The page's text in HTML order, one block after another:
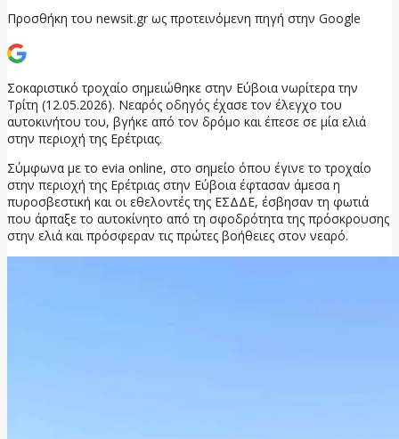
Προσθήκη του newsit.gr ως προτεινόμενη πηγή στην Google
Σοκαριστικό τροχαίο σημειώθηκε στην Εύβοια νωρίτερα την
Τρίτη (12.05.2026). Νεαρός οδηγός έχασε τον έλεγχο του
αυτοκινήτου του, βγήκε από τον δρόμο και έπεσε σε μία ελιά
στην περιοχή της Ερέτριας.
Σύμφωνα με το evia online, στο σημείο όπου έγινε το τροχαίο
στην περιοχή της Ερέτριας στην Εύβοια έφτασαν άμεσα η
πυροσβεστική και οι εθελοντές της ΕΣΔΔΕ, έσβησαν τη φωτιά
που άρπαξε το αυτοκίνητο από τη σφοδρότητα της πρόσκρουσης
στην ελιά και πρόσφεραν τις πρώτες βοήθειες στον νεαρό.